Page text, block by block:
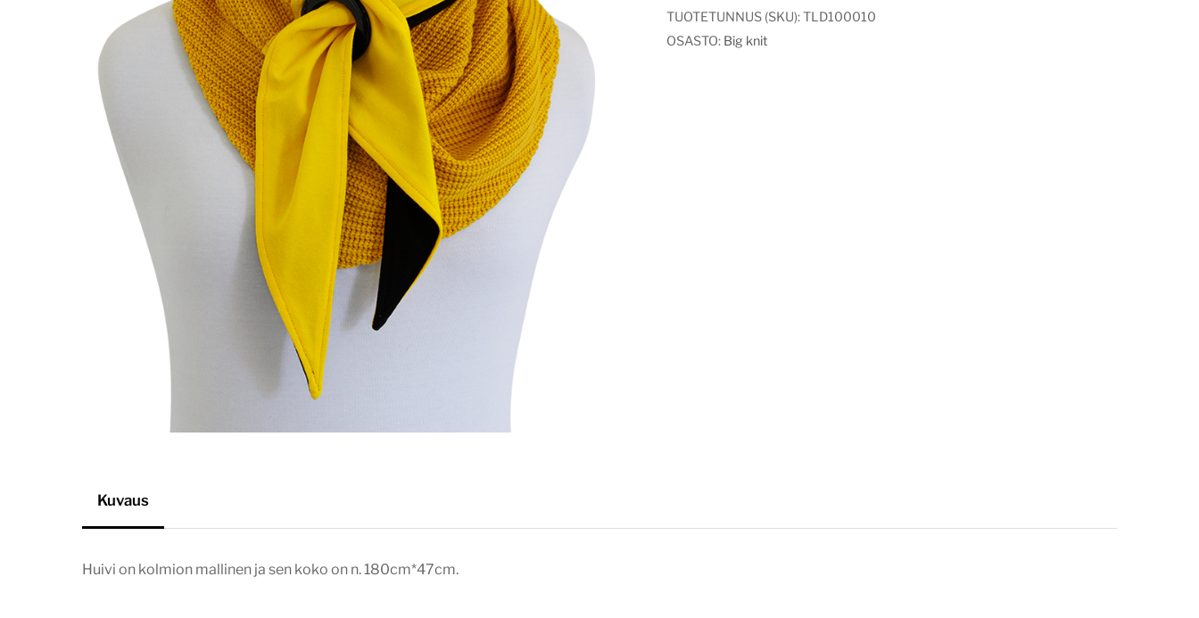
TUOTETUNNUS (SKU):TLD100010
OSASTO: Big knit
Kuvaus
Huivi on kolmion mallinen ja sen koko on n. 180cm*47cm.